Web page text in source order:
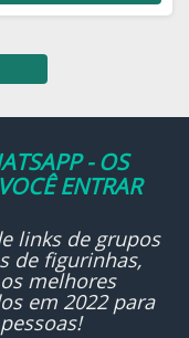
- OS
ENTRAR
links de grupos
de figurinhas,
melhores
em 2022 para